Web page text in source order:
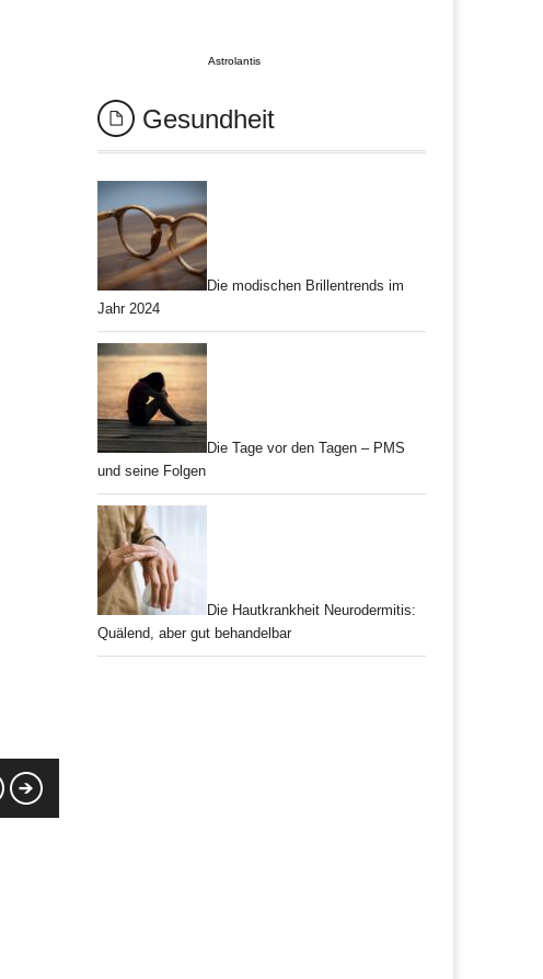
Astrolantis
Gesundheit
Die modischen Brillentrends im
Jahr 2024
Die Tage vor den Tagen – PMS
und seine Folgen
Die Hautkrankheit Neurodermitis:
Quälend, aber gut behandelbar